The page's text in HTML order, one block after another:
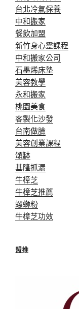
台北冷氣保養
中和搬家
餐飲加盟
新竹身心靈課程
中和搬家公司
石墨烯床墊
美容教學
永和搬家
桃園美食
客製化沙發
台南做臉
美容創業課程
頌缽
基隆抓漏
牛樟芝
牛樟芝推薦
螺螄粉
牛樟芝功效
盟推